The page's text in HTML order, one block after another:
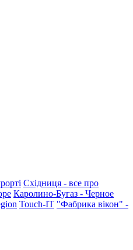
Східниця - все про
Каролино-Бугаз - Черное
Touch-IT "Фабрика вікон" -